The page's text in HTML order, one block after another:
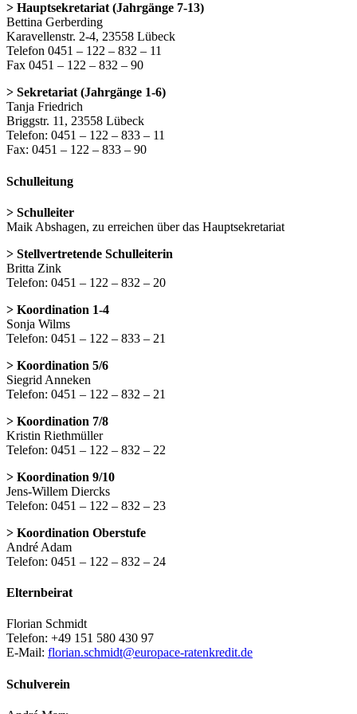
> Hauptsekretariat (Jahrgänge 7-13)
Bettina Gerberding
Karavellenstr. 2-4, 23558 Lübeck
Telefon 0451 – 122 – 832 – 11
Fax 0451 – 122 – 832 – 90
> Sekretariat (Jahrgänge 1-6)
Tanja Friedrich
Briggstr. 11, 23558 Lübeck
Telefon: 0451 – 122 – 833 – 11
Fax: 0451 – 122 – 833 – 90
Schulleitung
> Schulleiter
Maik Abshagen, zu erreichen über das Hauptsekretariat
> Stellvertretende Schulleiterin
Britta Zink
Telefon: 0451 – 122 – 832 – 20
> Koordination 1-4
Sonja Wilms
Telefon: 0451 – 122 – 833 – 21
> Koordination 5/6
Siegrid Anneken
Telefon: 0451 – 122 – 832 – 21
> Koordination 7/8
Kristin Riethmüller
Telefon: 0451 – 122 – 832 – 22
> Koordination 9/10
Jens-Willem Diercks
Telefon: 0451 – 122 – 832 – 23
> Koordination Oberstufe
André Adam
Telefon: 0451 – 122 – 832 – 24
Elternbeirat
Florian Schmidt
Telefon: +49 151 580 430 97
E-Mail: florian.schmidt@europace-ratenkredit.de
Schulverein